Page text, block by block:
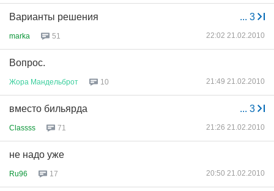
... 3
Варианты решения
marka 51 22:02 21.02.2010
Вопрос.
Жора Мандельброт 10 21:49 21.02.2010
... 3
вместо бильярда
Classss 71 21:26 21.02.2010
не надо уже
Ru96 17 20:50 21.02.2010